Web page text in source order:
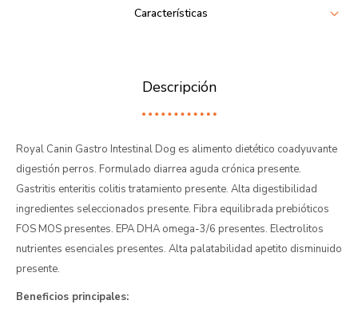
Características
Descripción
Royal Canin Gastro Intestinal Dog es alimento dietético coadyuvante
digestión perros. Formulado diarrea aguda crónica presente.
Gastritis enteritis colitis tratamiento presente. Alta digestibilidad
ingredientes seleccionados presente. Fibra equilibrada prebióticos
FOS MOS presentes. EPA DHA omega-3/6 presentes. Electrolitos
nutrientes esenciales presentes. Alta palatabilidad apetito disminuido
presente.
Beneficios principales: